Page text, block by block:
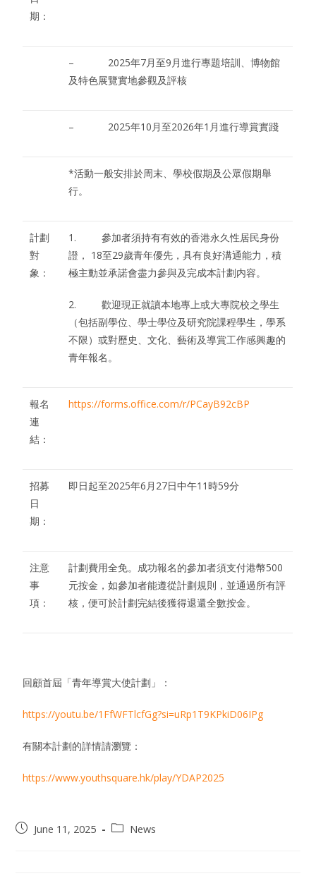
期：
– 2025年7月至9月進行專題培訓、博物館
及特色展覽實地參觀及評核
– 2025年10月至2026年1月進行導賞實踐
*活動一般安排於周末、學校假期及公眾假期舉
行。
計劃
對
象：
1. 參加者須持有有效的香港永久性居民身份
證， 18至29歲青年優先，具有良好溝通能力，積
極主動並承諾會盡力參與及完成本計劃内容。
2. 歡迎現正就讀本地專上或大專院校之學生
（包括副學位、學士學位及研究院課程學生，學系
不限）或對歷史、文化、藝術及導賞工作感興趣的
青年報名。
報名
連
結：
https://forms.office.com/r/PCayB92cBP
招募
日
期：
即日起至2025年6月27日中午11時59分
注意
事
項：
計劃費用全免。成功報名的參加者須支付港幣500
元按金，如參加者能遵從計劃規則，並通過所有評
核，便可於計劃完結後獲得退還全數按金。
回顧首屆「青年導賞大使計劃」：
https://youtu.be/1FfWFTlcfGg?si=uRp1T9KPkiD06IPg
有關本計劃的詳情請瀏覽：
https://www.youthsquare.hk/play/YDAP2025
June 11, 2025 News